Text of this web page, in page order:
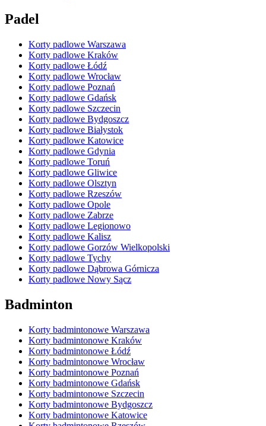
Padel
Korty padlowe Warszawa
Korty padlowe Kraków
Korty padlowe Łódź
Korty padlowe Wrocław
Korty padlowe Poznań
Korty padlowe Gdańsk
Korty padlowe Szczecin
Korty padlowe Bydgoszcz
Korty padlowe Białystok
Korty padlowe Katowice
Korty padlowe Gdynia
Korty padlowe Toruń
Korty padlowe Gliwice
Korty padlowe Olsztyn
Korty padlowe Rzeszów
Korty padlowe Opole
Korty padlowe Zabrze
Korty padlowe Legionowo
Korty padlowe Kalisz
Korty padlowe Gorzów Wielkopolski
Korty padlowe Tychy
Korty padlowe Dąbrowa Górnicza
Korty padlowe Nowy Sącz
Badminton
Korty badmintonowe Warszawa
Korty badmintonowe Kraków
Korty badmintonowe Łódź
Korty badmintonowe Wrocław
Korty badmintonowe Poznań
Korty badmintonowe Gdańsk
Korty badmintonowe Szczecin
Korty badmintonowe Bydgoszcz
Korty badmintonowe Katowice